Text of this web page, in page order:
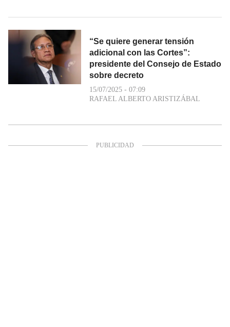
“Se quiere generar tensión
adicional con las Cortes”:
presidente del Consejo de Estado
sobre decreto
15/07/2025 - 07:09
RAFAEL ALBERTO ARISTIZÁBAL